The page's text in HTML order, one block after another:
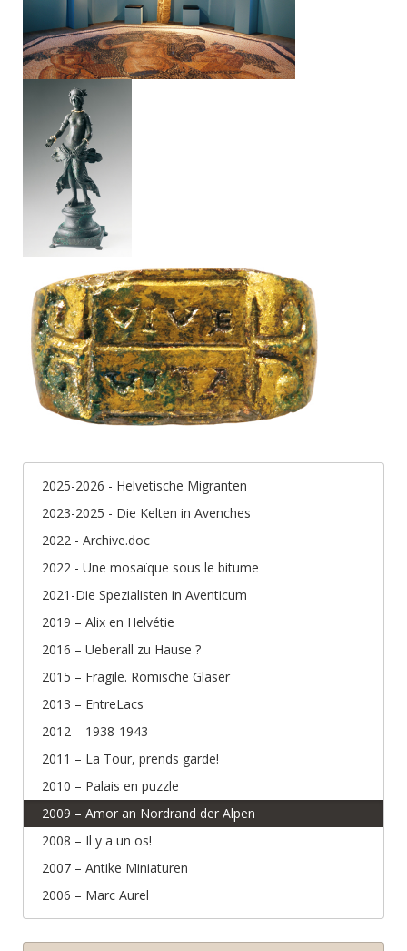
2025-2026 - Helvetische Migranten
2023-2025 - Die Kelten in Avenches
2022 - Archive.doc
2022 - Une mosaïque sous le bitume
2021-Die Spezialisten in Aventicum
2019 – Alix en Helvétie
2016 – Ueberall zu Hause ?
2015 – Fragile. Römische Gläser
2013 – EntreLacs
2012 – 1938-1943
2011 – La Tour, prends garde!
2010 – Palais en puzzle
2009 – Amor an Nordrand der Alpen
2008 – Il y a un os!
2007 – Antike Miniaturen
2006 – Marc Aurel